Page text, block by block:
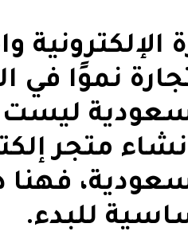
نموًا في
ليست
متجر
للبدء.